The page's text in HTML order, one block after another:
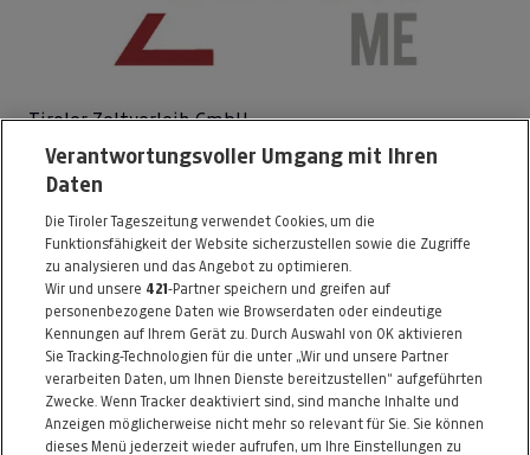
Tiroler Zeltverleih GmbH
Hans-Liebherr-Straße 19
6410 Telfs
Telefon: 05262 / 62252
E-Mail:info@coverme.at
www.coverme.at
Alle Artikel des Händlers
Informationen zum Kaufvertrag
Verantwortungsvoller Umgang mit Ihren
Daten
Die Tiroler Tageszeitung verwendet Cookies, um die
Funktionsfähigkeit der Website sicherzustellen sowie die Zugriffe
zu analysieren und das Angebot zu optimieren.
Wir und unsere 421-Partner speichern und greifen auf
personenbezogene Daten wie Browserdaten oder eindeutige
Kennungen auf Ihrem Gerät zu. Durch Auswahl von OK aktivieren
Sie Tracking-Technologien für die unter „Wir und unsere Partner
verarbeiten Daten, um Ihnen Dienste bereitzustellen“ aufgeführten
Zwecke. Wenn Tracker deaktiviert sind, sind manche Inhalte und
Anzeigen möglicherweise nicht mehr so relevant für Sie. Sie können
dieses Menü jederzeit wieder aufrufen, um Ihre Einstellungen zu